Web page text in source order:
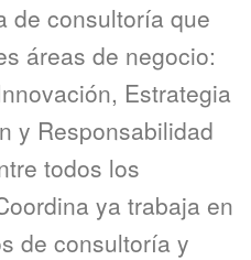
de consultoría que
áreas de negocio:
Estrategia
y Responsabilidad
todos los
ya trabaja en
de consultoría y